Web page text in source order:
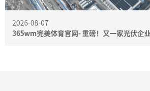
2026-08-07
365wm完美体育官网- 重磅！又一家光伏企业